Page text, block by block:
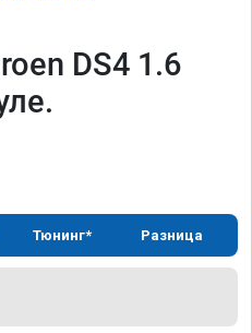
DS4 1.6
Тюнинг* Разница